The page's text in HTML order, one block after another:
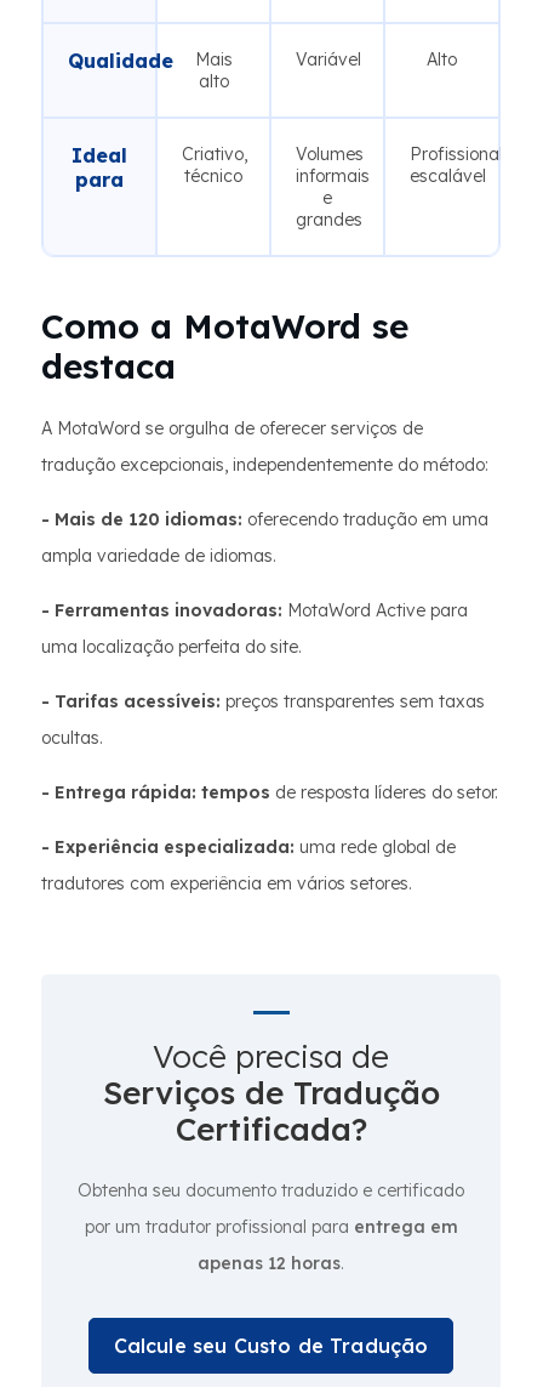
Qualidade
Mais
alto
Variável Alto
Ideal
para
Criativo,
técnico
Volumes
informais
e
grandes
Profissional,
escalável
Como a MotaWord se
destaca
A MotaWord se orgulha de oferecer serviços de
tradução excepcionais, independentemente do método:
- Mais de 120 idiomas: oferecendo tradução em uma
ampla variedade de idiomas.
- Ferramentas inovadoras: MotaWord Active para
uma localização perfeita do site.
- Tarifas acessíveis: preços transparentes sem taxas
ocultas.
- Entrega rápida: tempos de resposta líderes do setor.
- Experiência especializada: uma rede global de
tradutores com experiência em vários setores.
Você precisa de
Serviços de Tradução
Certificada?
Obtenha seu documento traduzido e certificado
por um tradutor profissional para entrega em
apenas 12 horas.
Calcule seu Custo de Tradução